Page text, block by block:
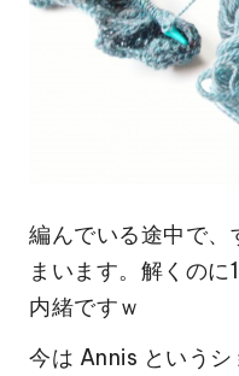
編んでいる途中で、
まいます。解くの
内緒ですｗ
今は Annis という